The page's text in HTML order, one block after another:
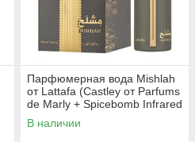
Парфюмерная вода Mishlah
от Lattafa (Castley от Parfums
de Marly + Spicebomb Infrared
от Viktor&Rolf, 100 мл)
В наличии